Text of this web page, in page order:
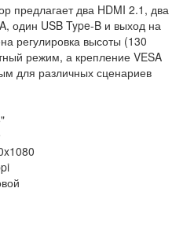
предлагает два HDMI 2.1, два
один USB Type-B и выход на
регулировка высоты (130
режим, а крепление VESA
для различных сценариев